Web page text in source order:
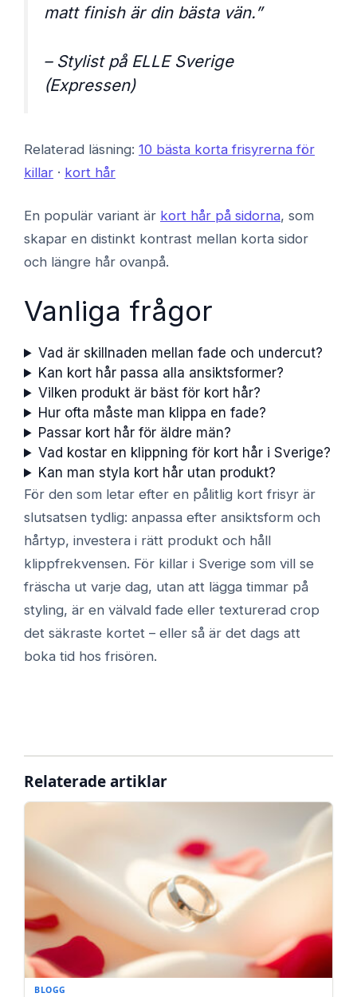
matt finish är din bästa vän.”
– Stylist på ELLE Sverige
(Expressen)
Relaterad läsning: 10 bästa korta frisyrerna för
killar · kort hår
En populär variant är kort hår på sidorna, som
skapar en distinkt kontrast mellan korta sidor
och längre hår ovanpå.
Vanliga frågor
Vad är skillnaden mellan fade och undercut?
Kan kort hår passa alla ansiktsformer?
Vilken produkt är bäst för kort hår?
Hur ofta måste man klippa en fade?
Passar kort hår för äldre män?
Vad kostar en klippning för kort hår i Sverige?
Kan man styla kort hår utan produkt?
För den som letar efter en pålitlig kort frisyr är
slutsatsen tydlig: anpassa efter ansiktsform och
hårtyp, investera i rätt produkt och håll
klippfrekvensen. För killar i Sverige som vill se
fräscha ut varje dag, utan att lägga timmar på
styling, är en välvald fade eller texturerad crop
det säkraste kortet – eller så är det dags att
boka tid hos frisören.
Relaterade artiklar
BLOGG